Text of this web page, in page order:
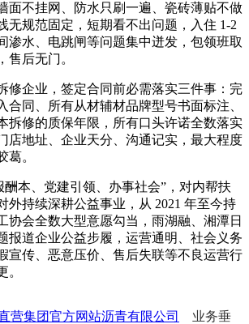
面不挂网、防水只刷一遍、瓷砖薄贴不做
无规范固定，短期看不出问题，入住 1-2
渗水、电跳闸等问题集中迸发，包领班取
售后无门。
企业，签定合同前必需落实三件事：完
合同、所有从材辅材品牌型号书面标注、
拆修的质保年限，所有口头许诺全数落实
店地址、企业天分、沟通记实，最大程度
葛。
本、党建引领、办事社会”，对内帮扶
外持续深耕公益事业，从 2021 年至今持
协会全数大型意愿勾当，雨湖融、湘潭日
报道企业公益步履，运营通明、社会义务
宣传、恶意压价、售后失联等不良运营行
。
营集团官方网站沥青有限公司 业务垂